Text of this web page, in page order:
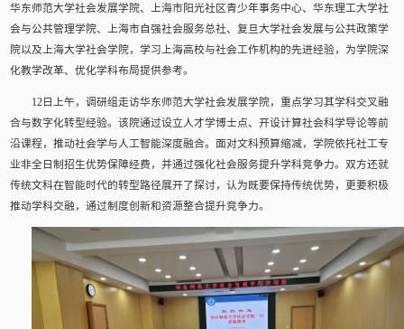
华东师范大学社会发展学院、上海市阳光社区青少年事务中心、华东理工大学社
会与公共管理学院、上海市自强社会服务总社、复旦大学社会发展与公共政策学
院以及上海大学社会学院，学习上海高校与社会工作机构的先进经验，为学院深
化教学改革、优化学科布局提供参考。
12日上午，调研组走访华东师范大学社会发展学院，重点学习其学科交叉融
合与数字化转型经验。该院通过设立人才学博士点、开设计算社会科学导论等前
沿课程，推动社会学与人工智能深度融合。面对文科预算缩减，学院依托社工专
业非全日制招生优势保障经费，并通过强化社会服务提升学科竞争力。双方还就
传统文科在智能时代的转型路径展开了探讨，认为既要保持传统优势，更要积极
推动学科交融，通过制度创新和资源整合提升竞争力。